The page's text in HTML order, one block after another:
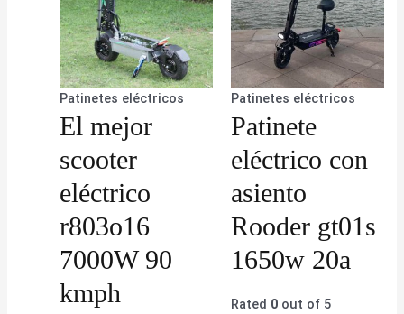
Patinetes eléctricos
El mejor
scooter
eléctrico
r803o16
7000W 90
kmph
Patinetes eléctricos
Patinete
eléctrico con
asiento
Rooder gt01s
1650w 20a
Rated 0out of 5